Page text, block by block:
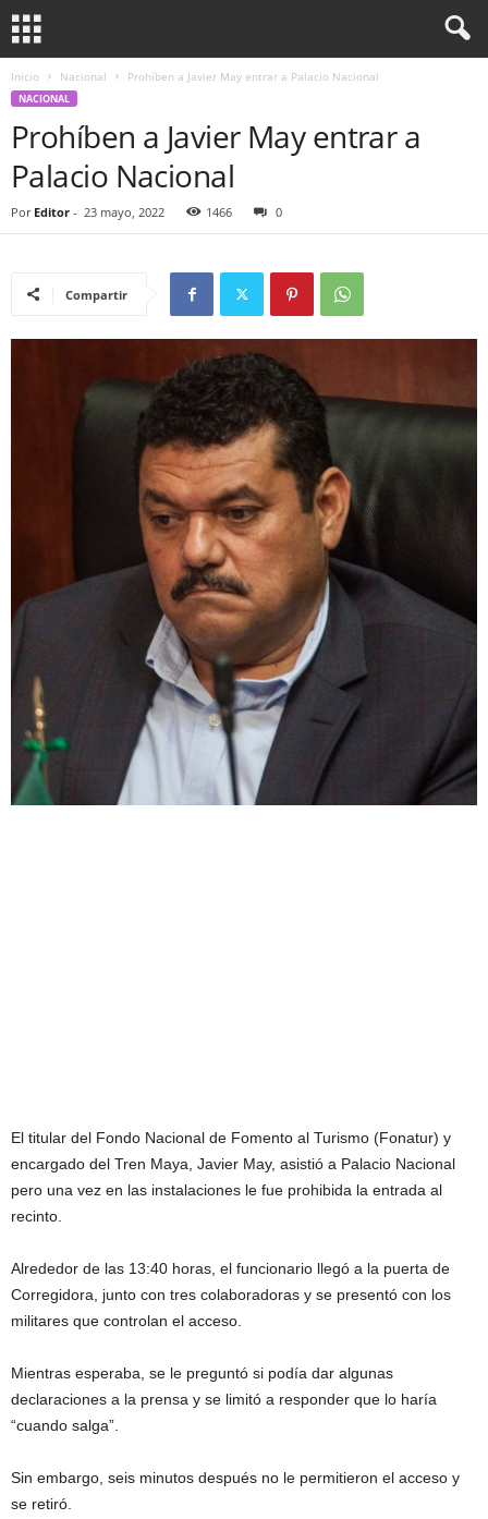
Inicio Nacional Prohíben a Javier May entrar a Palacio Nacional
NACIONAL
Prohíben a Javier May entrar a
Palacio Nacional
Por Editor - 23 mayo, 2022 1466 0
Compartir
El titular del Fondo Nacional de Fomento al Turismo (Fonatur) y
encargado del Tren Maya, Javier May, asistió a Palacio Nacional
pero una vez en las instalaciones le fue prohibida la entrada al
recinto.
Alrededor de las 13:40 horas, el funcionario llegó a la puerta de
Corregidora, junto con tres colaboradoras y se presentó con los
militares que controlan el acceso.
Mientras esperaba, se le preguntó si podía dar algunas
declaraciones a la prensa y se limitó a responder que lo haría
“cuando salga”.
Sin embargo, seis minutos después no le permitieron el acceso y
se retiró.